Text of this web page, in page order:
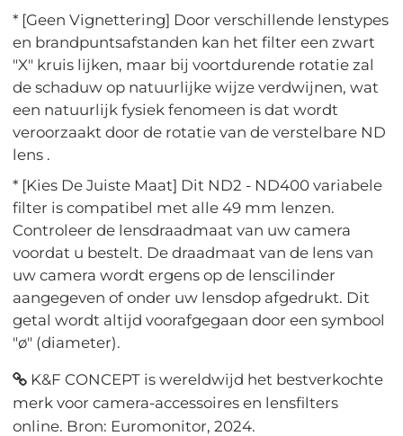
* [Geen Vignettering] Door verschillende lenstypes
en brandpuntsafstanden kan het filter een zwart
"X" kruis lijken, maar bij voortdurende rotatie zal
de schaduw op natuurlijke wijze verdwijnen, wat
een natuurlijk fysiek fenomeen is dat wordt
veroorzaakt door de rotatie van de verstelbare ND
lens .
* [Kies De Juiste Maat] Dit ND2 - ND400 variabele
filter is compatibel met alle 49 mm lenzen.
Controleer de lensdraadmaat van uw camera
voordat u bestelt. De draadmaat van de lens van
uw camera wordt ergens op de lenscilinder
aangegeven of onder uw lensdop afgedrukt. Dit
getal wordt altijd voorafgegaan door een symbool
"ø" (diameter).
K&F CONCEPT is wereldwijd het bestverkochte
merk voor camera-accessoires en lensfilters
online. Bron: Euromonitor, 2024.